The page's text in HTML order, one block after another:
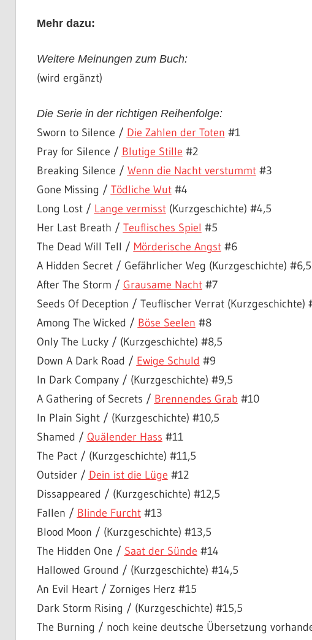
Mehr dazu:
Weitere Meinungen zum Buch:
(wird ergänzt)
Die Serie in der richtigen Reihenfolge:
Sworn to Silence / Die Zahlen der Toten #1
Pray for Silence / Blutige Stille #2
Breaking Silence / Wenn die Nacht verstummt#3
Gone Missing / Tödliche Wut#4
Long Lost / Lange vermisst(Kurzgeschichte) #4,5
Her Last Breath / Teuflisches Spiel #5
The Dead Will Tell / Mörderische Angst#6
A Hidden Secret / Gefährlicher Weg (Kurzgeschichte) #6,5
After The Storm / Grausame Nacht#7
Seeds Of Deception / Teuflischer Verrat (Kurzgeschichte)
Among The Wicked / Böse Seelen #8
Only The Lucky / (Kurzgeschichte) #8,5
Down A Dark Road / Ewige Schuld #9
In Dark Company / (Kurzgeschichte) #9,5
A Gathering of Secrets / Brennendes Grab #10
In Plain Sight / (Kurzgeschichte) #10,5
Shamed / Quälender Hass #11
The Pact / (Kurzgeschichte) #11,5
Outsider / Dein ist die Lüge #12
Dissappeared / (Kurzgeschichte) #12,5
Fallen / Blinde Furcht#13
Blood Moon / (Kurzgeschichte) #13,5
The Hidden One / Saat der Sünde #14
Hallowed Ground / (Kurzgeschichte) #14,5
An Evil Heart / Zorniges Herz #15
Dark Storm Rising / (Kurzgeschichte) #15,5
The Burning / noch keine deutsche Übersetzung